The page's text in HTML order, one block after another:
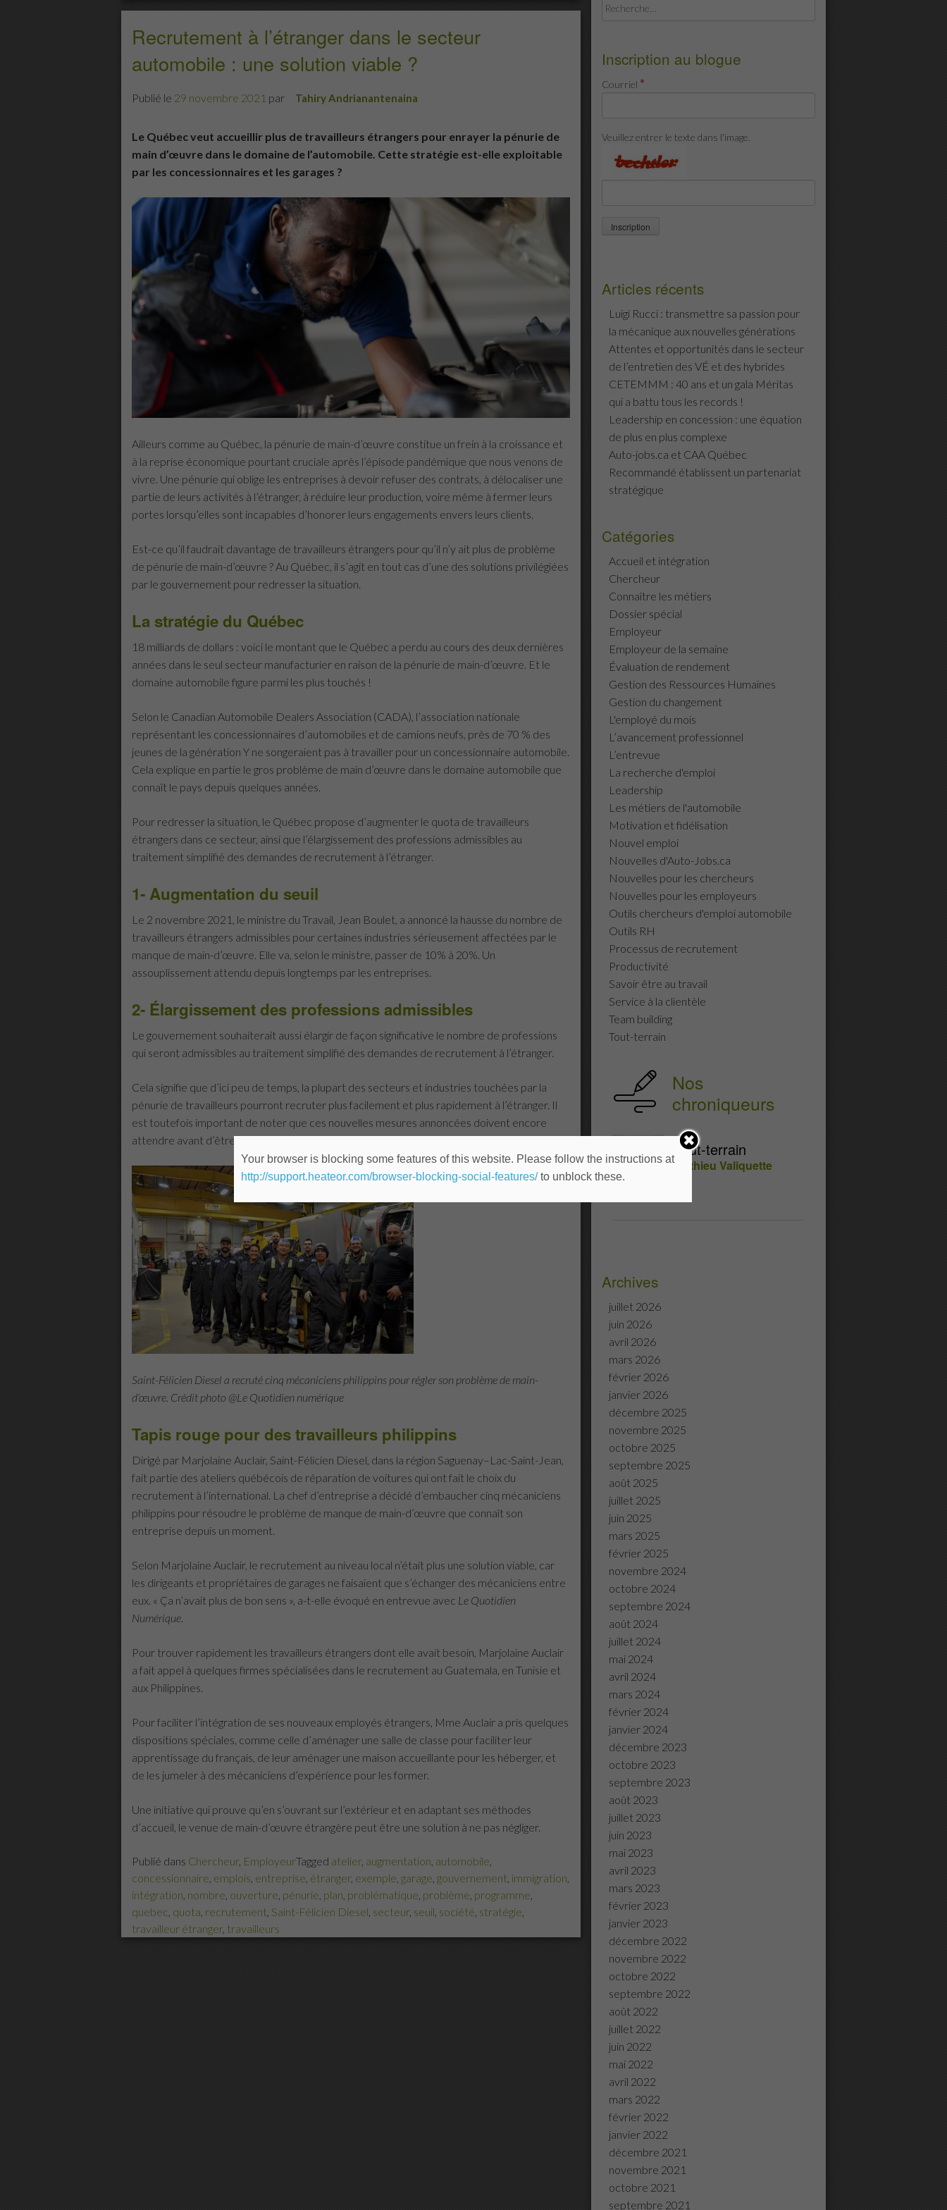
Recrutement à l’étranger dans le secteur
automobile : une solution viable ?
Publié le 29 novembre 2021 par Tahiry Andrianantenaina
Le Québec veut accueillir plus de travailleurs étrangers pour enrayer la pénurie de
main d’œuvre dans le domaine de l’automobile. Cette stratégie est-elle exploitable
par les concessionnaires et les garages ?
Ailleurs comme au Québec, la pénurie de main-d’œuvre constitue un frein à la croissance et
à la reprise économique pourtant cruciale après l’épisode pandémique que nous venons de
vivre. Une pénurie qui oblige les entreprises à devoir refuser des contrats, à délocaliser une
partie de leurs activités à l’étranger, à réduire leur production, voire même à fermer leurs
portes lorsqu’elles sont incapables d’honorer leurs engagements envers leurs clients.
Est-ce qu’il faudrait davantage de travailleurs étrangers pour qu’il n’y ait plus de problème
de pénurie de main-d’œuvre ? Au Québec, il s’agit en tout cas d’une des solutions privilégiées
par le gouvernement pour redresser la situation.
La stratégie du Québec
18 milliards de dollars : voici le montant que le Québec a perdu au cours des deux dernières
années dans le seul secteur manufacturier en raison de la pénurie de main-d’œuvre. Et le
domaine automobile figure parmi les plus touchés !
Selon le Canadian Automobile Dealers Association (CADA), l’association nationale
représentant les concessionnaires d’automobiles et de camions neufs, près de 70 % des
jeunes de la génération Y ne songeraient pas à travailler pour un concessionnaire automobile.
Cela explique en partie le gros problème de main d’œuvre dans le domaine automobile que
connaît le pays depuis quelques années.
Pour redresser la situation, le Québec propose d’augmenter le quota de travailleurs
étrangers dans ce secteur, ainsi que l’élargissement des professions admissibles au
traitement simplifié des demandes de recrutement à l’étranger.
1- Augmentation du seuil
Le 2 novembre 2021, le ministre du Travail, Jean Boulet, a annoncé la hausse du nombre de
travailleurs étrangers admissibles pour certaines industries sérieusement affectées par le
manque de main-d’œuvre. Elle va, selon le ministre, passer de 10% à 20%. Un
assouplissement attendu depuis longtemps par les entreprises.
2- Élargissement des professions admissibles
Le gouvernement souhaiterait aussi élargir de façon significative le nombre de professions
qui seront admissibles au traitement simplifié des demandes de recrutement à l’étranger.
Cela signifie que d’ici peu de temps, la plupart des secteurs et industries touchées par la
pénurie de travailleurs pourront recruter plus facilement et plus rapidement à l’étranger. Il
est toutefois important de noter que ces nouvelles mesures annoncées doivent encore
attendre avant d’être réellement appliquées.
Saint-Félicien Diesel a recruté cinq mécaniciens philippins pour régler son problème de main-
d’œuvre. Crédit photo @Le Quotidien numérique
Tapis rouge pour des travailleurs philippins
Dirigé par Marjolaine Auclair, Saint-Félicien Diesel, dans la région Saguenay–Lac-Saint-Jean,
fait partie des ateliers québécois de réparation de voitures qui ont fait le choix du
recrutement à l’international. La chef d’entreprise a décidé d’embaucher cinq mécaniciens
philippins pour résoudre le problème de manque de main-d’œuvre que connaît son
entreprise depuis un moment.
Selon Marjolaine Auclair, le recrutement au niveau local n’était plus une solution viable, car
les dirigeants et propriétaires de garages ne faisaient que s’échanger des mécaniciens entre
eux. « Ça n’avait plus de bon sens », a-t-elle évoqué en entrevue avec Le Quotidien
Numérique.
Pour trouver rapidement les travailleurs étrangers dont elle avait besoin, Marjolaine Auclair
a fait appel à quelques firmes spécialisées dans le recrutement au Guatemala, en Tunisie et
aux Philippines.
Pour faciliter l’intégration de ses nouveaux employés étrangers, Mme Auclair a pris quelques
dispositions spéciales, comme celle d’aménager une salle de classe pour faciliter leur
apprentissage du français, de leur aménager une maison accueillante pour les héberger, et
de les jumeler à des mécaniciens d’expérience pour les former.
Une initiative qui prouve qu’en s’ouvrant sur l’extérieur et en adaptant ses méthodes
d’accueil, le venue de main-d’œuvre étrangère peut être une solution à ne pas négliger.
Publié dans Chercheur, EmployeurTagged atelier, augmentation automobile
concessionnaire emplois entreprise étranger, exemple garage gouvernement immigration
intégration nombre ouverture pénurie plan problématique problème programme
quebec quota recrutement Saint-Félicien Diesel secteur, seuil société stratégie
travailleur étranger, travailleurs
Rechercher :
Inscription au blogue
Courriel *
Veuillez entrer le texte dans l'image.
Articles récents
Luigi Rucci : transmettre sa passion pour
la mécanique aux nouvelles générations
Attentes et opportunités dans le secteur
de l’entretien des VÉ et des hybrides
CETEMMM : 40 ans et un gala Méritas
qui a battu tous les records !
Leadership en concession : une équation
de plus en plus complexe
Auto-jobs.ca et CAA Québec
Recommandé établissent un partenariat
stratégique
Catégories
Accueil et intégration
Chercheur
Connaître les métiers
Dossier spécial
Employeur
Employeur de la semaine
Évaluation de rendement
Gestion des Ressources Humaines
Gestion du changement
L'employé du mois
L’avancement professionnel
L’entrevue
La recherche d'emploi
Leadership
Les métiers de l'automobile
Motivation et fidélisation
Nouvel emploi
Nouvelles d'Auto-Jobs.ca
Nouvelles pour les chercheurs
Nouvelles pour les employeurs
Outils chercheurs d'emploi automobile
Outils RH
Processus de recrutement
Productivité
Savoir être au travail
Service à la clientèle
Team building
Tout-terrain
Nos
chroniqueurs
Tout-terrain
Mathieu Valiquette
Archives
juillet 2026
juin 2026
avril 2026
mars 2026
février 2026
janvier 2026
décembre 2025
novembre 2025
octobre 2025
septembre 2025
août 2025
juillet 2025
juin 2025
mars 2025
février 2025
novembre 2024
octobre 2024
septembre 2024
août 2024
juillet 2024
mai 2024
avril 2024
mars 2024
février 2024
janvier 2024
décembre 2023
octobre 2023
septembre 2023
août 2023
juillet 2023
juin 2023
mai 2023
avril 2023
mars 2023
février 2023
janvier 2023
décembre 2022
novembre 2022
octobre 2022
septembre 2022
août 2022
juillet 2022
juin 2022
mai 2022
avril 2022
mars 2022
février 2022
janvier 2022
décembre 2021
novembre 2021
octobre 2021
septembre 2021
Your browser is blocking some features of this website. Please follow the instructions at
http://support.heateor.com/browser-blocking-social-features/to unblock these.